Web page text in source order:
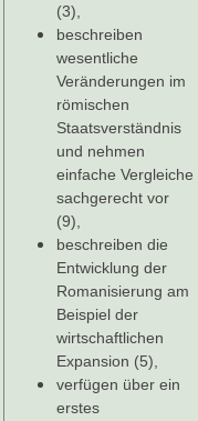
(3),
beschreiben
wesentliche
Veränderungen im
römischen
Staatsverständnis
und nehmen
einfache Vergleiche
sachgerecht vor
(9),
beschreiben die
Entwicklung der
Romanisierung am
Beispiel der
wirtschaftlichen
Expansion (5),
verfügen über ein
erstes